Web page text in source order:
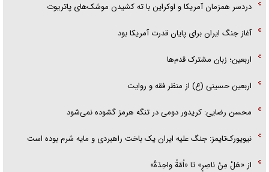
دردسر همزمان آمریکا و اوکراین با ته کشیدن موشک‌های پاتریوت
آغاز جنگ ایران برای پایان قدرت آمریکا بود
اربعین؛ زبان مشترک قدم‌ها
اربعین حسینی (ع) از منظر فقه و روایت
محسن رضایی: کریدور دومی در تنگه هرمز گشوده نمی‌شود
نیویورک‌تایمز: جنگ علیه ایران یک باخت راهبردی و مایه شرم بوده است
از «هَلْ مِنْ ناصِرٍ» تا «اُمَّةً واحِدَةً»